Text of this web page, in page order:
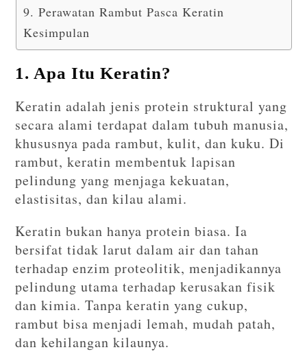
9. Perawatan Rambut Pasca Keratin
Kesimpulan
1. Apa Itu Keratin?
Keratin adalah jenis protein struktural yang
secara alami terdapat dalam tubuh manusia,
khususnya pada rambut, kulit, dan kuku. Di
rambut, keratin membentuk lapisan
pelindung yang menjaga kekuatan,
elastisitas, dan kilau alami.
Keratin bukan hanya protein biasa. Ia
bersifat tidak larut dalam air dan tahan
terhadap enzim proteolitik, menjadikannya
pelindung utama terhadap kerusakan fisik
dan kimia. Tanpa keratin yang cukup,
rambut bisa menjadi lemah, mudah patah,
dan kehilangan kilaunya.